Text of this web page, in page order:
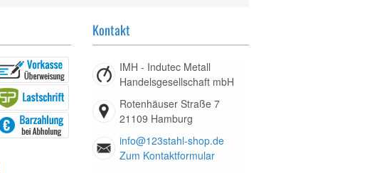
Kontakt
IMH - Indutec Metall
Handelsgesellschaft mbH
Rotenhäuser Straße 7
21109 Hamburg
info@123stahl-shop.de
Zum Kontaktformular